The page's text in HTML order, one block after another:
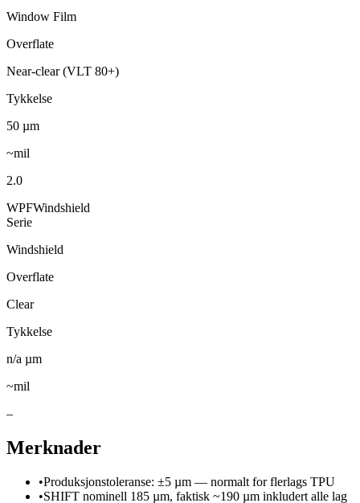
Window Film
Overflate
Near-clear (VLT 80+)
Tykkelse
50 µm
~mil
2.0
WPFWindshield
Serie
Windshield
Overflate
Clear
Tykkelse
n/a µm
~mil
–
Merknader
•Produksjonstoleranse: ±5 µm — normalt for flerlags TPU
•SHIFT nominell 185 µm, faktisk ~190 µm inkludert alle lag